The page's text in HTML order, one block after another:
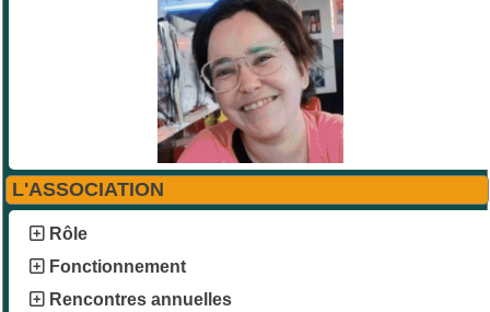
L'ASSOCIATION
Rôle
Fonctionnement
Rencontres annuelles